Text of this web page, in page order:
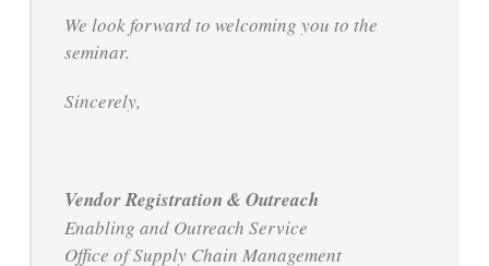
We look forward to welcoming you to the
seminar.
Sincerely,
Vendor Registration & Outreach
Enabling and Outreach Service
Office of Supply Chain Management